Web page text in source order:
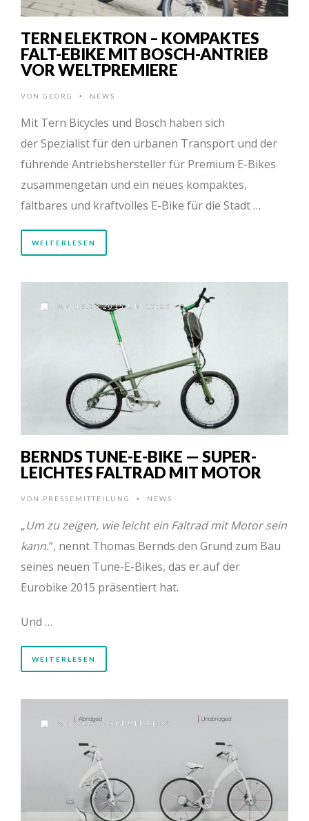
TERN ELEKTRON – KOMPAKTES
FALT-EBIKE MIT BOSCH-ANTRIEB
VOR WELTPREMIERE
VON GEORG • NEWS
Mit Tern Bicycles und Bosch haben sich
der Spezialist für den urbanen Transport und der
führende Antriebshersteller für Premium E-Bikes
zusammengetan und ein neues kompaktes,
faltbares und kraftvolles E-Bike für die Stadt …
WEITERLESEN
AM 19.09.2015 UM 17:35
BERNDS TUNE-E-BIKE — SUPER-
LEICHTES FALTRAD MIT MOTOR
VON PRESSEMITTEILUNG • NEWS
„Um zu zeigen, wie leicht ein Faltrad mit Motor sein
kann.“, nennt Thomas Bernds den Grund zum Bau
seines neuen Tune-E-Bikes, das er auf der
Eurobike 2015 präsentiert hat.
Und …
WEITERLESEN
AM 31.03.2014 UM 11:36